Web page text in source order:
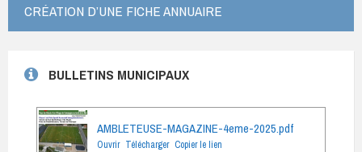
CRÉATION D’UNE FICHE ANNUAIRE
BULLETINS MUNICIPAUX
AMBLETEUSE-MAGAZINE-4eme-2025.pdf
Ouvrir Télécharger Copier le lien